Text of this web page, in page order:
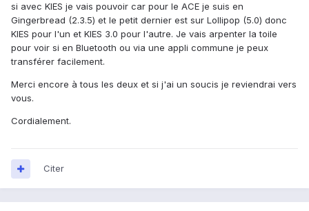
si avec KIES je vais pouvoir car pour le ACE je suis en
Gingerbread (2.3.5) et le petit dernier est sur Lollipop (5.0) donc
KIES pour l'un et KIES 3.0 pour l'autre. Je vais arpenter la toile
pour voir si en Bluetooth ou via une appli commune je peux
transférer facilement.
Merci encore à tous les deux et si j'ai un soucis je reviendrai vers
vous.
Cordialement.
Citer